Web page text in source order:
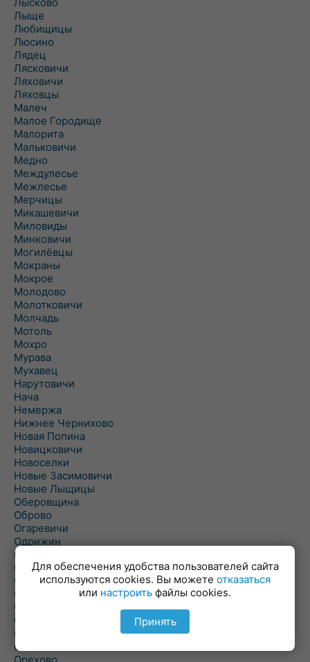
Лыще
Любищицы
Люсино
Лядец
Лясковичи
Ляховичи
Ляховцы
Малеч
Малое Городище
Малорита
Мальковичи
Медно
Междулесье
Межлесье
Мерчицы
Микашевичи
Миловиды
Минковичи
Могилёвцы
Мокраны
Мокрое
Молодово
Молотковичи
Молчадь
Мотоль
Мохро
Мурава
Мухавец
Нарутовичи
Нача
Немержа
Нижнее Чернихово
Новая Попина
Новицковичи
Новоселки
Новые Засимовичи
Новые Лыщицы
Оберовщина
Оброво
Огаревичи
Одрижин
Оздамичи
Озяты
Олтуш
Ольманы
Ольпень
Ольшаны
Омельная
Ополь
Для обеспечения удобства пользователей сайта
используются cookies. Вы можете отказаться
или настроить файлы cookies.
Принять